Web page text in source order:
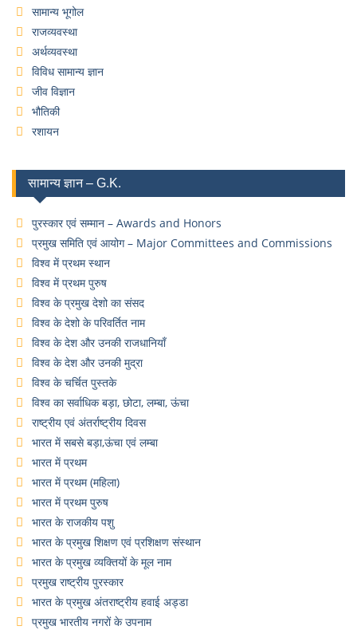
सामान्य भूगोल
राजव्यवस्था
अर्थव्यवस्था
विविध सामान्य ज्ञान
जीव विज्ञान
भौतिकी
रशायन
सामान्य ज्ञान – G.K.
पुरस्कार एवं सम्मान – Awards and Honors
प्रमुख समिति एवं आयोग – Major Committees and Commissions
विश्व में प्रथम स्थान
विश्व में प्रथम पुरुष
विश्व के प्रमुख देशो का संसद
विश्व के देशो के परिवर्तित नाम
विश्व के देश और उनकी राजधानियाँ
विश्व के देश और उनकी मुद्रा
विश्व के चर्चित पुस्तके
विश्व का सर्वाधिक बड़ा, छोटा, लम्बा, ऊंचा
राष्ट्रीय एवं अंतर्राष्ट्रीय दिवस
भारत में सबसे बड़ा,ऊंचा एवं लम्बा
भारत में प्रथम
भारत में प्रथम (महिला)
भारत में प्रथम पुरुष
भारत के राजकीय पशु
भारत के प्रमुख शिक्षण एवं प्रशिक्षण संस्थान
भारत के प्रमुख व्यक्तियों के मूल नाम
प्रमुख राष्ट्रीय पुरस्कार
भारत के प्रमुख अंतराष्ट्रीय हवाई अड्डा
प्रमुख भारतीय नगरों के उपनाम